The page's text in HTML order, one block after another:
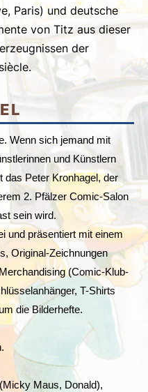
Paris) und deutsche
von Titz aus dieser
der
Wenn sich jemand mit
und Künstlern
das Peter Kronhagel, der
2. Pfälzer Comic-Salon
sein wird.
und präsentiert mit einem
Original-Zeichnungen
(Comic-Klub-
T-Shirts
die Bilderhefte.
Maus, Donald),